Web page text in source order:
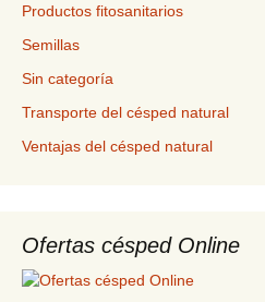
Productos fitosanitarios
Semillas
Sin categoría
Transporte del césped natural
Ventajas del césped natural
Ofertas césped Online